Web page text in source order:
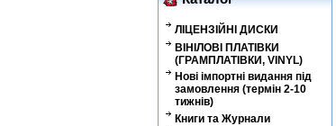
ЛІЦЕНЗІЙНІ ДИСКИ
ВІНІЛОВІ ПЛАТІВКИ
(ГРАМПЛАТІВКИ, VINYL)
Нові імпортні видання під
замовлення (термін 2-10
тижнів)
Книги та Журнали